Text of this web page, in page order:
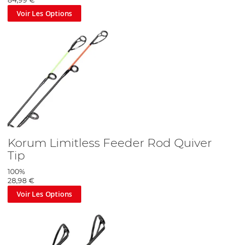
Voir Les Options
Korum Limitless Feeder Rod Quiver
Tip
100%
28,98 €
Voir Les Options